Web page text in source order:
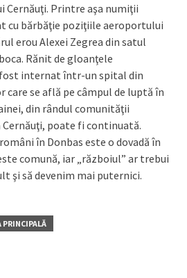
Cernăuţi. Printre aşa numiţii
cu bărbăţie poziţiile aeroportului
erou Alexei Zegrea din satul
Rănit de gloanţele
internat într-un spital din
care se află pe câmpul de luptă în
din rândul comunităţii
poate fi continuată.
în Donbas este o dovadă în
comună, iar „războiul” ar trebui
şi să devenim mai puternici.
PRINCIPALĂ